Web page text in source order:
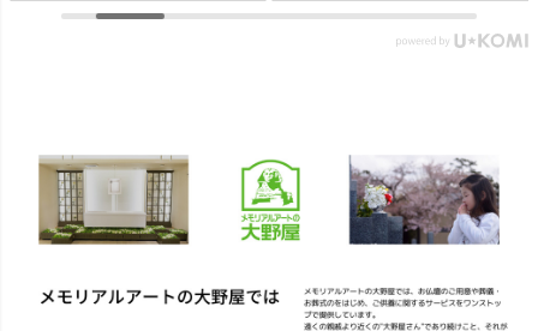
そんなお困りごとにお応え
屋ウェブショップ▼
@simple_butudan ■メモリア
ルギャラリー国分寺店 東京
都国分寺市南町3-23-6ルミエ
ギャラリー千葉店 千葉県千
らべ 桜/一葉/紅梅/椿（甘・
優）5本入（桐箱） ▼メモリ
#贈り物